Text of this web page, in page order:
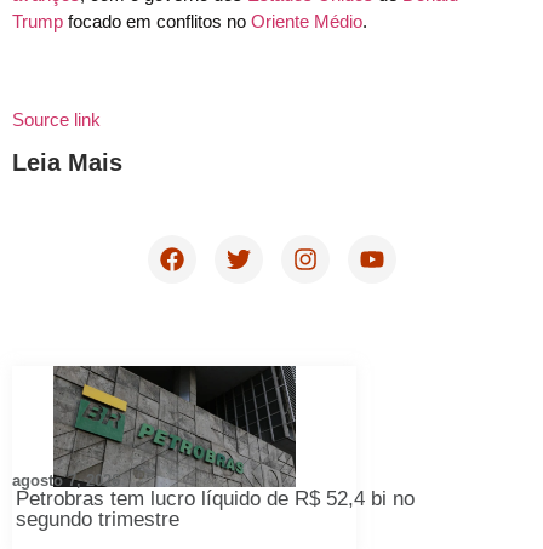
Trump focado em conflitos no Oriente Médio.
Source link
Leia Mais
Petrobras tem lucro líquido de R$ 52,4 bi no
segundo trimestre
agosto 7, 2026